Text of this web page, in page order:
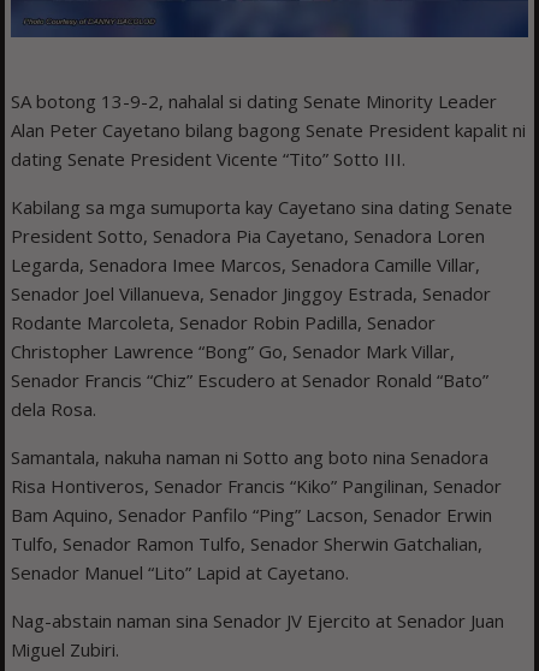
SA botong 13-9-2, nahalal si dating Senate Minority Leader
Alan Peter Cayetano bilang bagong Senate President kapalit ni
dating Senate President Vicente “Tito” Sotto III.
Kabilang sa mga sumuporta kay Cayetano sina dating Senate
President Sotto, Senadora Pia Cayetano, Senadora Loren
Legarda, Senadora Imee Marcos, Senadora Camille Villar,
Senador Joel Villanueva, Senador Jinggoy Estrada, Senador
Rodante Marcoleta, Senador Robin Padilla, Senador
Christopher Lawrence “Bong” Go, Senador Mark Villar,
Senador Francis “Chiz” Escudero at Senador Ronald “Bato”
dela Rosa.
Samantala, nakuha naman ni Sotto ang boto nina Senadora
Risa Hontiveros, Senador Francis “Kiko” Pangilinan, Senador
Bam Aquino, Senador Panfilo “Ping” Lacson, Senador Erwin
Tulfo, Senador Ramon Tulfo, Senador Sherwin Gatchalian,
Senador Manuel “Lito” Lapid at Cayetano.
Nag-abstain naman sina Senador JV Ejercito at Senador Juan
Miguel Zubiri.